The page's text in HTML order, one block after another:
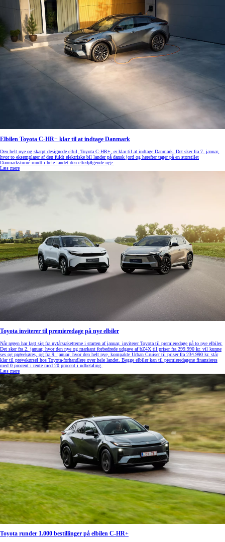
Elbilen Toyota C-HR+ klar til at indtage Danmark
Den helt nye og skarpt designede elbil, Toyota C-HR+, er klar til at indtage Danmark. Det sker fra 7. januar,
hvor to eksemplarer af den fuldt elektriske bil lander på dansk jord og herefter tager på en storstilet
Danmarksturné rundt i hele landet den efterfølgende uge.
Læs mere
Toyota inviterer til premieredage på nye elbiler
Når røgen har lagt sig fra nytårsraketterne i starten af januar, inviterer Toyota til premieredage på to nye elbiler.
Det sker fra 2. januar, hvor den nye og markant forbedrede udgave af bZ4X til priser fra 299.990 kr. vil kunne
ses og prøvekøres, og fra 9. januar, hvor den helt nye, kompakte Urban Cruiser til priser fra 234.990 kr. står
klar til prøvekørsel hos Toyota-forhandlere over hele landet. Begge elbiler kan til premieredagene finansieres
med 0 procent i rente med 20 procent i udbetaling.
Læs mere
Toyota runder 1.000 bestillinger på elbilen C-HR+